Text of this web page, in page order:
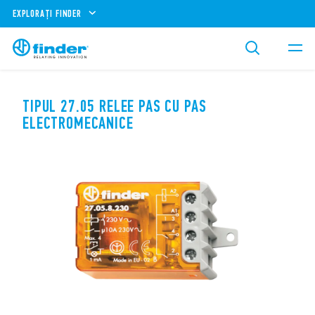
EXPLORAȚI FINDER
TIPUL 27.05 RELEE PAS CU PAS
ELECTROMECANICE